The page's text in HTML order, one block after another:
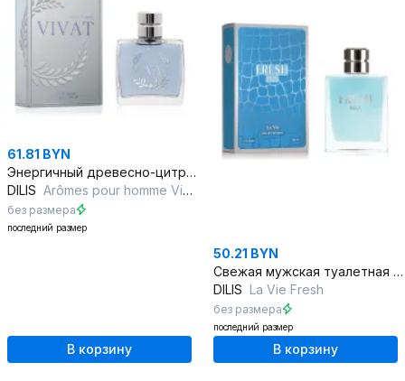
61.81 BYN
Энергичный древесно-цитрусовый аромат для успешных мужчин
DILIS Arômes pour homme Vivat
без размера
последний размер
В корзину
50.21 BYN
Свежая мужская туалетная вода — Морские ноты, 100 мл
DILIS La Vie Fresh
без размера
последний размер
В корзину